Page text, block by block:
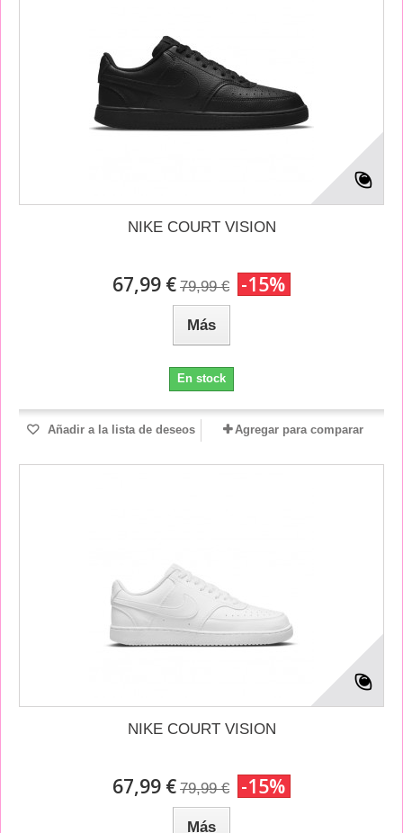
NIKE COURT VISION
67,99 € 79,99 € -15%
Más
En stock
Añadir a la lista de deseos Agregar para comparar
NIKE COURT VISION
67,99 € 79,99 € -15%
Más